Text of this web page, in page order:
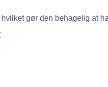
gør den behagelig at